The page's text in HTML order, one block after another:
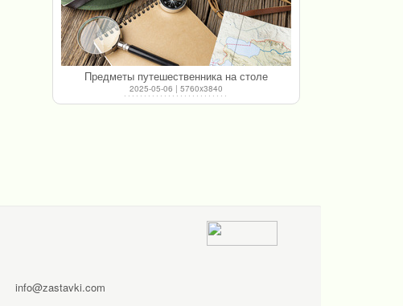
Предметы путешественника на столе
2025-05-06 | 5760x3840
info@zastavki.com